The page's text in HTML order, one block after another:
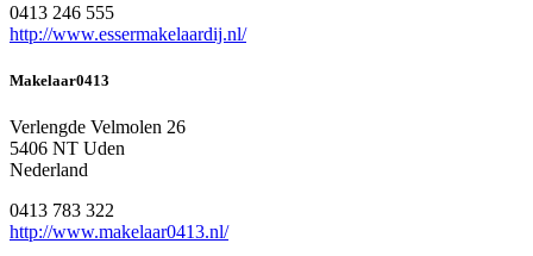
0413 246 555
http://www.essermakelaardij.nl/
Makelaar0413
Verlengde Velmolen 26
5406 NT Uden
Nederland
0413 783 322
http://www.makelaar0413.nl/